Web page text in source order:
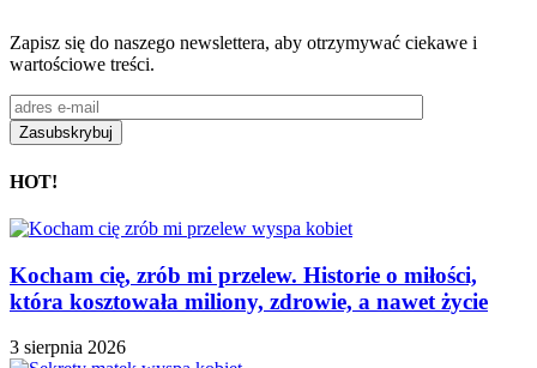
Zapisz się do naszego newslettera, aby otrzymywać ciekawe i
wartościowe treści.
HOT!
Kocham cię, zrób mi przelew. Historie o miłości,
która kosztowała miliony, zdrowie, a nawet życie
3 sierpnia 2026